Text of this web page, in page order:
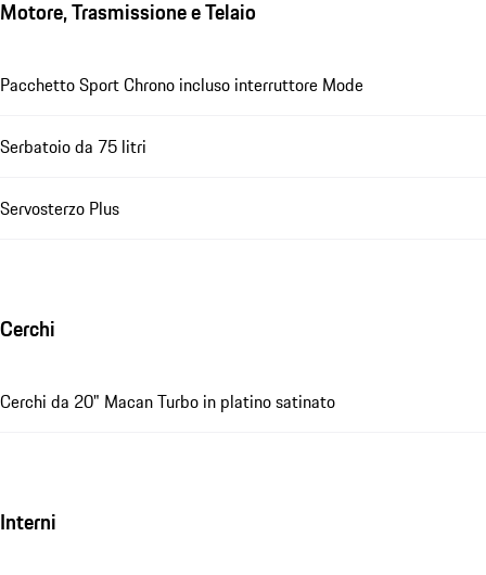
Motore, Trasmissione e Telaio
Pacchetto Sport Chrono incluso interruttore Mode
Serbatoio da 75 litri
Servosterzo Plus
Cerchi
Cerchi da 20" Macan Turbo in platino satinato
Interni